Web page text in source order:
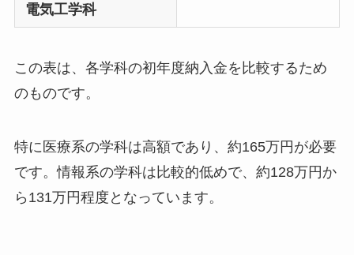
電気工学科
この表は、各学科の初年度納入金を比較するため
のものです。
特に医療系の学科は高額であり、約165万円が必要
です。情報系の学科は比較的低めで、約128万円か
ら131万円程度となっています。